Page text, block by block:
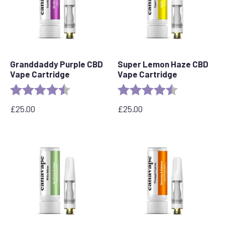
Granddaddy Purple CBD
Vape Cartridge
Rating: 4.5 out of 5 stars
£25.00
Super Lemon Haze CBD
Vape Cartridge
Rating:
£25.00